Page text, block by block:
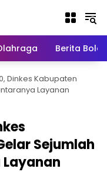
Berita Bola
Dinkes Kabupaten
Layanan
Sejumlah